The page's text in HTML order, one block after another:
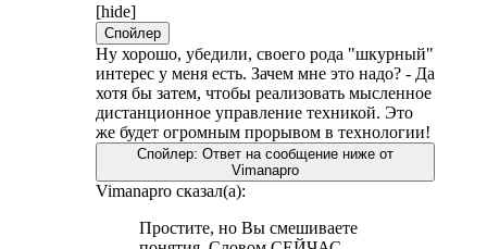
[hide]
Спойлер
Ну хорошо, убедили, своего рода "шкурный"
интерес у меня есть. Зачем мне это надо? - Да
хотя бы затем, чтобы реализовать мысленное
дистанционное управление техникой. Это
же будет огромным прорывом в технологии!
Спойлер: Ответ на сообщение ниже от
Vimanapro
Vimanapro сказал(а):
Простите, но Вы смешиваете